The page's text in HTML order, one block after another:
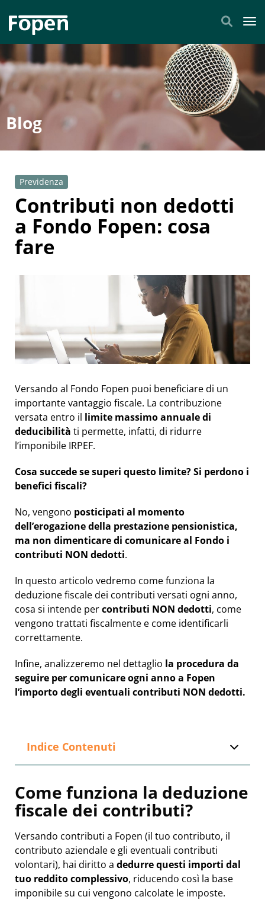
Blog
Previdenza
Contributi non dedotti
a Fondo Fopen: cosa
fare
Versando al Fondo Fopen puoi beneficiare di un
importante vantaggio fiscale. La contribuzione
versata entro il limite massimo annuale di
deducibilità ti permette, infatti, di ridurre
l’imponibile IRPEF.
Cosa succede se superi questo limite?Si perdono i
benefici fiscali?
No, vengono posticipati al momento
dell’erogazione della prestazione pensionistica,
ma non dimenticare di comunicare al Fondo i
contributi NON dedotti.
In questo articolo vedremo come funziona la
deduzione fiscale dei contributi versati ogni anno,
cosa si intende percontributi NON dedotti, come
vengono trattati fiscalmente e come identificarli
correttamente.
Infine, analizzeremo nel dettaglio la procedura da
seguire per comunicare ogni anno a Fopen
l’importo degli eventuali contributi NON dedotti.
Indice Contenuti
Come funziona la deduzione
fiscale dei contributi?
Versando contributi a Fopen (il tuo contributo, il
contributo aziendale e gli eventuali contributi
volontari), hai diritto a dedurre questi importi dal
tuo reddito complessivo, riducendo così la base
imponibile su cui vengono calcolate le imposte.